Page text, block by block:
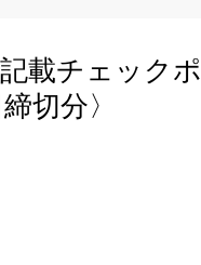
載チェックポ
切分〉